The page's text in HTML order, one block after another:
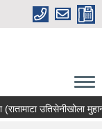
उतिसेनीखोला मुहान)